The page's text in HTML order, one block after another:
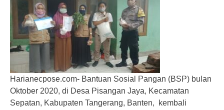
Harianecpose.com- Bantuan Sosial Pangan (BSP) bulan
Oktober 2020, di Desa Pisangan Jaya, Kecamatan
Sepatan, Kabupaten Tangerang, Banten, kembali